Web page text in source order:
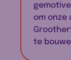
om
te